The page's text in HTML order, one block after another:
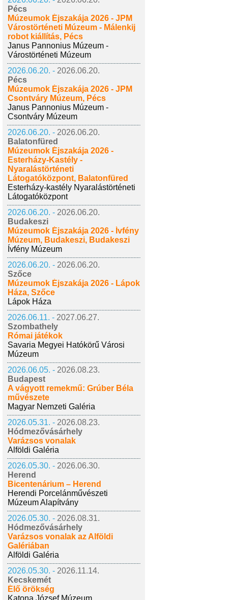
Pécs
Múzeumok Éjszakája 2026 - JPM
Várostörténeti Múzeum - Málenkij
robot kiállítás, Pécs
Janus Pannonius Múzeum -
Várostörténeti Múzeum
2026.06.20. - 2026.06.20.
Pécs
Múzeumok Éjszakája 2026 - JPM
Csontváry Múzeum, Pécs
Janus Pannonius Múzeum -
Csontváry Múzeum
2026.06.20. - 2026.06.20.
Balatonfüred
Múzeumok Éjszakája 2026 -
Esterházy-Kastély -
Nyaralástörténeti
Látogatóközpont, Balatonfüred
Esterházy-kastély Nyaralástörténeti
Látogatóközpont
2026.06.20. - 2026.06.20.
Budakeszi
Múzeumok Éjszakája 2026 - Ívfény
Múzeum, Budakeszi, Budakeszi
Ívfény Múzeum
2026.06.20. - 2026.06.20.
Szőce
Múzeumok Éjszakája 2026 - Lápok
Háza, Szőce
Lápok Háza
2026.06.11. - 2027.06.27.
Szombathely
Római játékok
Savaria Megyei Hatókörű Városi
Múzeum
2026.06.05. - 2026.08.23.
Budapest
A vágyott remekmű: Grúber Béla
művészete
Magyar Nemzeti Galéria
2026.05.31. - 2026.08.23.
Hódmezővásárhely
Varázsos vonalak
Alföldi Galéria
2026.05.30. - 2026.06.30.
Herend
Bicentenárium – Herend
Herendi Porcelánművészeti
Múzeum Alapítvány
2026.05.30. - 2026.08.31.
Hódmezővásárhely
Varázsos vonalak az Alföldi
Galériában
Alföldi Galéria
2026.05.30. - 2026.11.14.
Kecskemét
Élő örökség
Katona József Múzeum